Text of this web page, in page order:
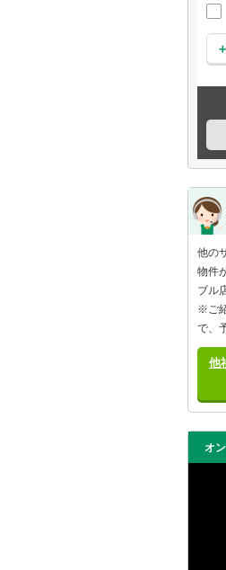
他の
物件
ブル
※ご
で、
他
オ